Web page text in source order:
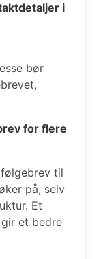
i
bør
for flere
til
på, selv
Et
et bedre